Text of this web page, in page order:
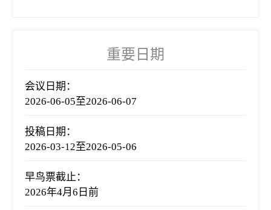
重要日期
会议日期：
2026-06-05至2026-06-07
投稿日期：
2026-03-12至2026-05-06
早鸟票截止：
2026年4月6日前